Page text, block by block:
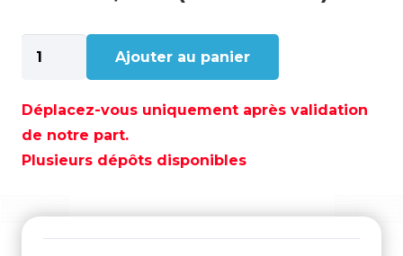
de
CYCLAM
SHERWOOD
-
Ajouter au panier
Déplacez-vous uniquement après validation
de notre part.
Plusieurs dépôts disponibles